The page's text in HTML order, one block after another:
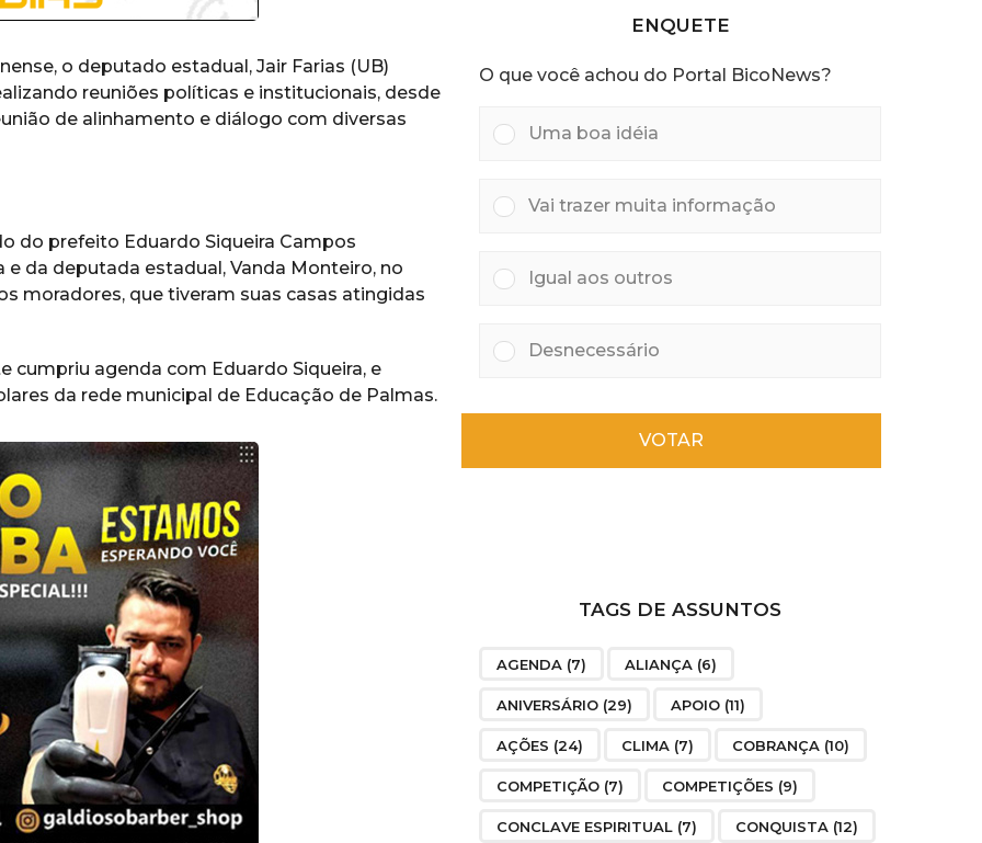
o deputado estadual, Jair Farias (UB)
reuniões políticas e institucionais, desde
de alinhamento e diálogo com diversas
do prefeito Eduardo Siqueira Campos
da deputada estadual, Vanda Monteiro, no
moradores, que tiveram suas casas atingidas
cumpriu agenda com Eduardo Siqueira, e
da rede municipal de Educação de Palmas.
s
a
r
ENQUETE
O que você achou do Portal BicoNews?
Uma boa idéia
Vai trazer muita informação
Igual aos outros
Desnecessário
VOTAR
TAGS DE ASSUNTOS
AGENDA (7) ALIANÇA (6)
ANIVERSÁRIO (29) APOIO (11)
AÇÕES (24) CLIMA (7) COBRANÇA (10)
COMPETIÇÃO (7) COMPETIÇÕES (9)
CONCLAVE ESPIRITUAL (7) CONQUISTA (12)